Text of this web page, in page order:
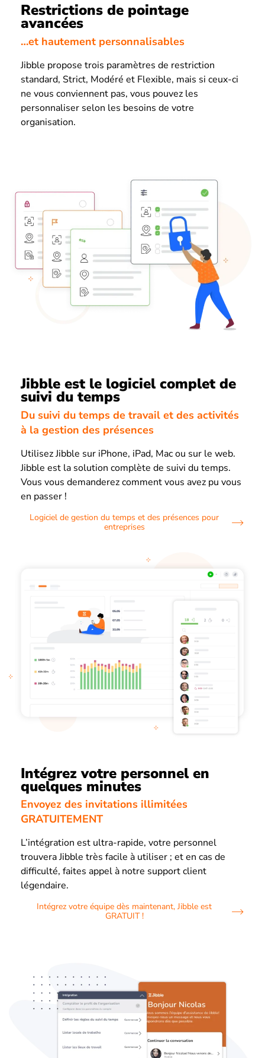
Restrictions de pointage
avancées
…et hautement personnalisables
Jibble propose trois paramètres de restriction
standard, Strict, Modéré et Flexible, mais si ceux-ci
ne vous conviennent pas, vous pouvez les
personnaliser selon les besoins de votre
organisation.
Jibble est le logiciel complet de
suivi du temps
Du suivi du temps de travail et des activités
à la gestion des présences
Utilisez Jibble sur iPhone, iPad, Mac ou sur le web.
Jibble est la solution complète de suivi du temps.
Vous vous demanderez comment vous avez pu vous
en passer !
Logiciel de gestion du temps et des présences pour
entreprises
Intégrez votre personnel en
quelques minutes
Envoyez des invitations illimitées
GRATUITEMENT
L’intégration est ultra-rapide, votre personnel
trouvera Jibble très facile à utiliser ; et en cas de
difficulté, faites appel à notre support client
légendaire.
Intégrez votre équipe dès maintenant, Jibble est
GRATUIT !